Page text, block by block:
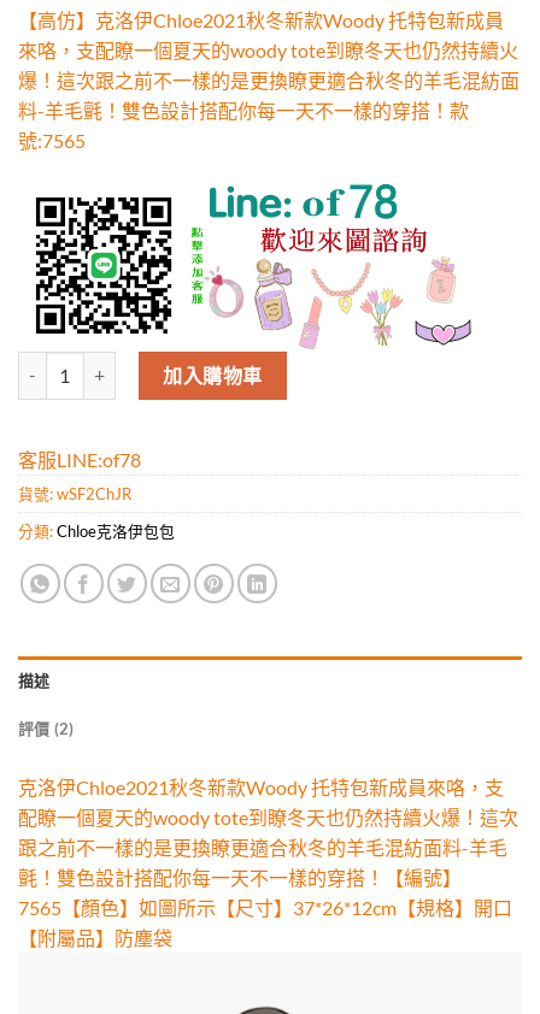
分【高仿】克洛伊Chloe2021秋冬新款Woody 托特包新成員
來咯，支配瞭一個夏天的woody tote到瞭冬天也仍然持續火
爆！這次跟之前不一樣的是更換瞭更適合秋冬的羊毛混紡面
料-羊毛氈！雙色設計搭配你每一天不一樣的穿搭！款
號:7565
高仿克洛伊Chloe2021秋冬新款Woody 托特包新成員來咯，支配瞭
加入購物車
客服LINE:of78
貨號:wSF2ChJR
分類:Chloe克洛伊包包
描述
評價 (2)
克洛伊Chloe2021秋冬新款Woody 托特包新成員來咯，支
配瞭一個夏天的woody tote到瞭冬天也仍然持續火爆！這次
跟之前不一樣的是更換瞭更適合秋冬的羊毛混紡面料-羊毛
氈！雙色設計搭配你每一天不一樣的穿搭！【編號】
7565【顏色】如圖所示【尺寸】37*26*12cm【規格】開口
【附屬品】防塵袋